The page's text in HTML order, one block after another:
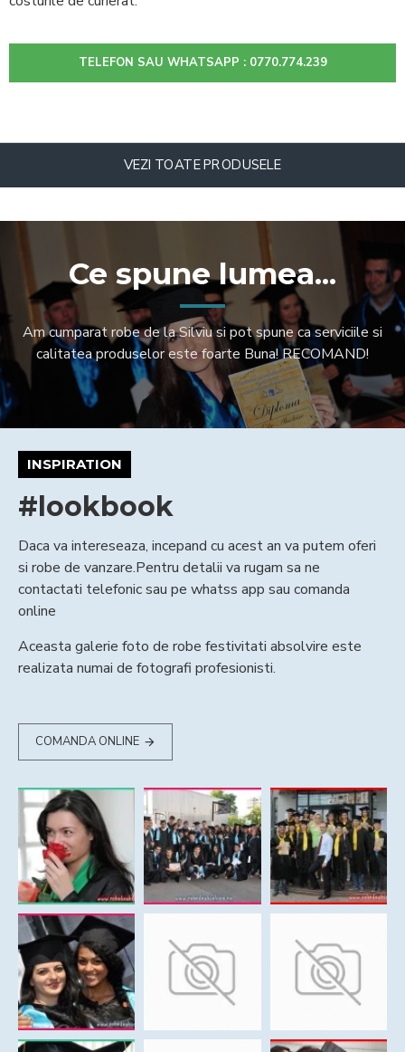
TELEFON SAU WHATSAPP : 0770.774.239
VEZI TOATE PRODUSELE
Ce spune lumea...
Am cumparat robe de la Silviu si pot spune ca serviciile si
calitatea produselor este foarte Buna! RECOMAND!
INSPIRATION
#lookbook
Daca va intereseaza, incepand cu acest an va putem oferi
si robe de vanzare.Pentru detalii va rugam sa ne
contactati telefonic sau pe whatss app sau comanda
online
Aceasta galerie foto de robe festivitati absolvire este
realizata numai de fotografi profesionisti.
COMANDA ONLINE